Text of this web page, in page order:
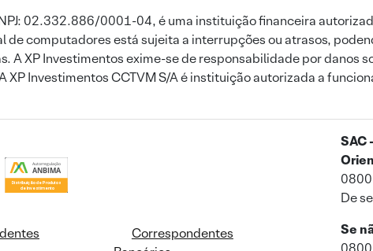
02.332.886/0001-04, é uma instituição financeira
de computadores está sujeita a interrupções ou atrasos,
A XP Investimentos exime-se de responsabilidade por danos
Investimentos CCTVM S/A é instituição autorizada a
Correspondentes
SAC
De
Se